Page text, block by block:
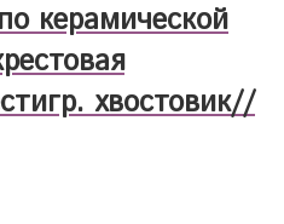
керамической
хвостовик//